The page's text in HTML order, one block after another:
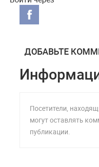
ДОБАВЬТЕ
Посетители,
могут оставлять
публикации.